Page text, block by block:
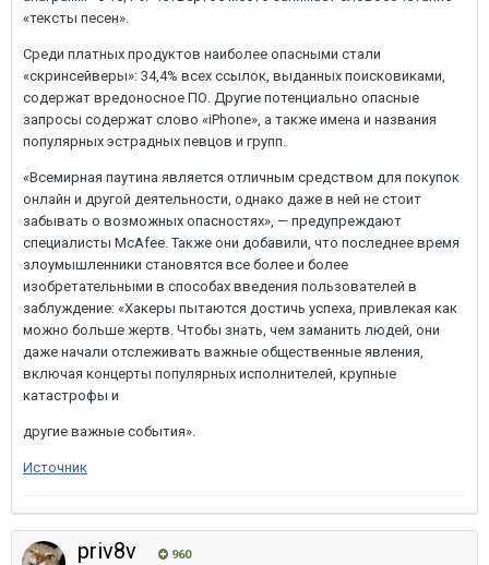
«тексты песен».
Среди платных продуктов наиболее опасными стали
«скринсейверы»: 34,4% всех ссылок, выданных поисковиками,
содержат вредоносное ПО. Другие потенциально опасные
запросы содержат слово «iPhone», а также имена и названия
популярных эстрадных певцов и групп.
«Всемирная паутина является отличным средством для покупок
онлайн и другой деятельности, однако даже в ней не стоит
забывать о возможных опасностях», — предупреждают
специалисты McAfee. Также они добавили, что последнее время
злоумышленники становятся все более и более
изобретательными в способах введения пользователей в
заблуждение: «Хакеры пытаются достичь успеха, привлекая как
можно больше жертв. Чтобы знать, чем заманить людей, они
даже начали отслеживать важные общественные явления,
включая концерты популярных исполнителей, крупные
катастрофы и
другие важные события».
Источник
priv8v 960